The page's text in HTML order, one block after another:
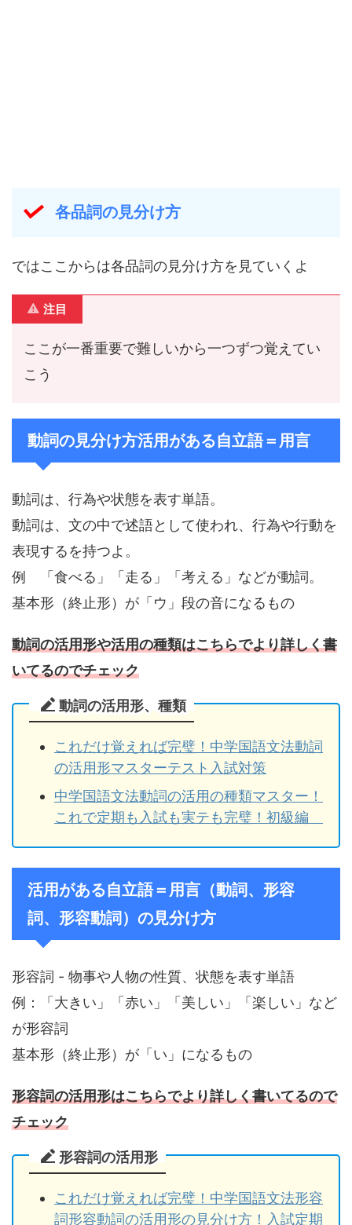
各品詞の見分け方
ではここからは各品詞の見分け方を見ていくよ
注目
ここが一番重要で難しいから一つずつ覚えてい
こう
動詞の見分け方活用がある自立語＝用言
動詞は、行為や状態を表す単語。
動詞は、文の中で述語として使われ、行為や行動を
表現するを持つよ。
例 「食べる」「走る」「考える」などが動詞。
基本形（終止形）が「ウ」段の音になるもの
動詞の活用形や活用の種類はこちらでより詳しく書
いてるのでチェック
動詞の活用形、種類
これだけ覚えれば完璧！中学国語文法動詞
の活用形マスターテスト入試対策
中学国語文法動詞の活用の種類マスター！
これで定期も入試も実テも完璧！初級編
活用がある自立語＝用言（動詞、形容
詞、形容動詞）の見分け方
形容詞 - 物事や人物の性質、状態を表す単語
例：「大きい」「赤い」「美しい」「楽しい」など
が形容詞
基本形（終止形）が「い」になるもの
形容詞の活用形はこちらでより詳しく書いてるので
チェック
形容詞の活用形
これだけ覚えれば完璧！中学国語文法形容
詞形容動詞の活用形の見分け方！入試定期